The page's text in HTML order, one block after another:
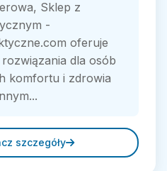
Sklep z
-
oferuje
dla osób
komfortu i zdrowia
szczegóły